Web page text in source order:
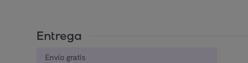
Entrega
Envío gratis